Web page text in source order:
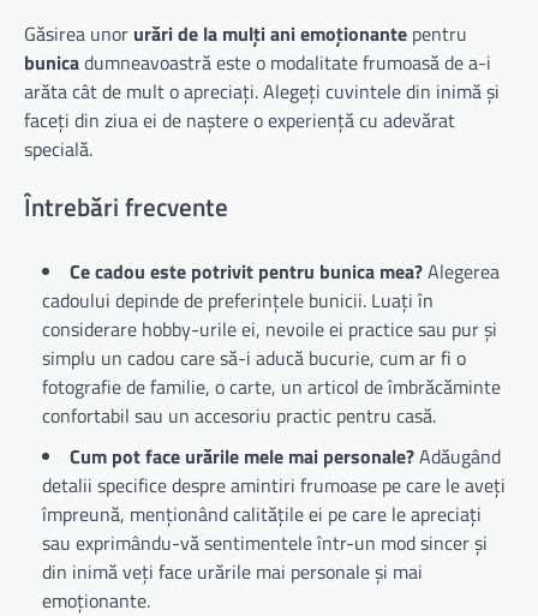
Găsirea unor urări de la mulți ani emoționante pentru
bunicadumneavoastră este o modalitate frumoasă de a-i
arăta cât de mult o apreciați. Alegeți cuvintele din inimă și
faceți din ziua ei de naștere o experiență cu adevărat
specială.
Întrebări frecvente
Ce cadou este potrivit pentru bunica mea?Alegerea
cadoului depinde de preferințele bunicii. Luați în
considerare hobby-urile ei, nevoile ei practice sau pur și
simplu un cadou care să-i aducă bucurie, cum ar fi o
fotografie de familie, o carte, un articol de îmbrăcăminte
confortabil sau un accesoriu practic pentru casă.
Cum pot face urările mele mai personale?Adăugând
detalii specifice despre amintiri frumoase pe care le aveți
împreună, menționând calitățile ei pe care le apreciați
sau exprimându-vă sentimentele într-un mod sincer și
din inimă veți face urările mai personale și mai
emoționante.